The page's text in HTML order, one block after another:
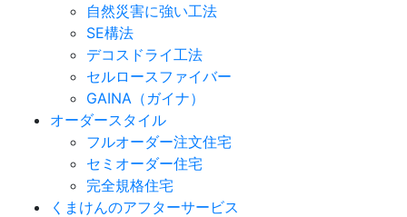
自然災害に強い工法
SE構法
デコスドライ工法
セルロースファイバー
GAINA（ガイナ）
オーダースタイル
フルオーダー注文住宅
セミオーダー住宅
完全規格住宅
くまけんのアフターサービス